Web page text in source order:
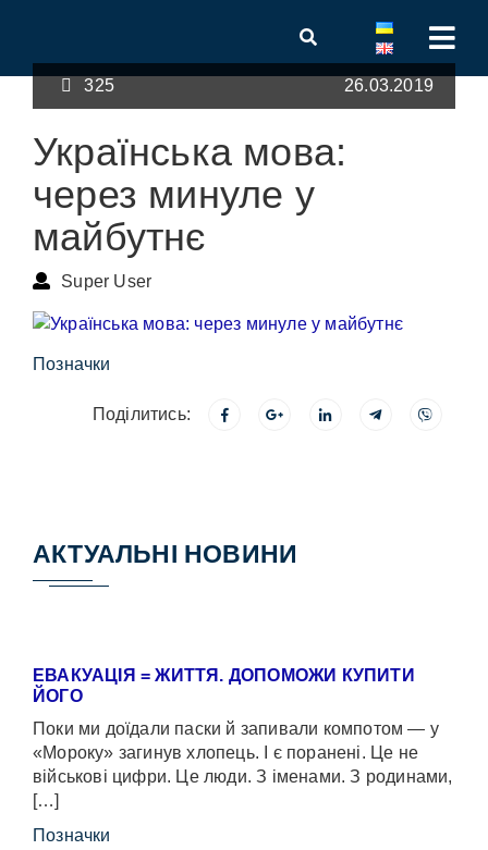
325 26.03.2019
Українська мова:
через минуле у
майбутнє
Super User
Позначки
Поділитись:
АКТУАЛЬНІ НОВИНИ
ЕВАКУАЦІЯ = ЖИТТЯ. ДОПОМОЖИ КУПИТИ
ЙОГО
Поки ми доїдали паски й запивали компотом — у
«Мороку» загинув хлопець. І є поранені. Це не
військові цифри. Це люди. З іменами. З родинами,
[…]
Позначки